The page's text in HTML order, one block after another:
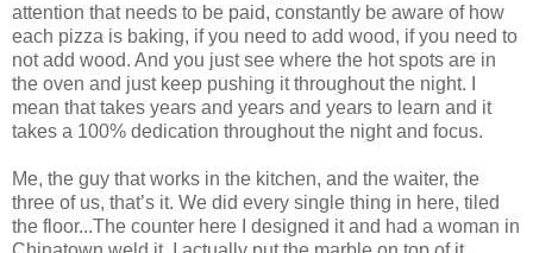
attention that needs to be paid, constantly be aware of how
each pizza is baking, if you need to add wood, if you need to
not add wood. And you just see where the hot spots are in
the oven and just keep pushing it throughout the night. I
mean that takes years and years and years to learn and it
takes a 100% dedication throughout the night and focus.
Me, the guy that works in the kitchen, and the waiter, the
three of us, that’s it. We did every single thing in here, tiled
the floor...The counter here I designed it and had a woman in